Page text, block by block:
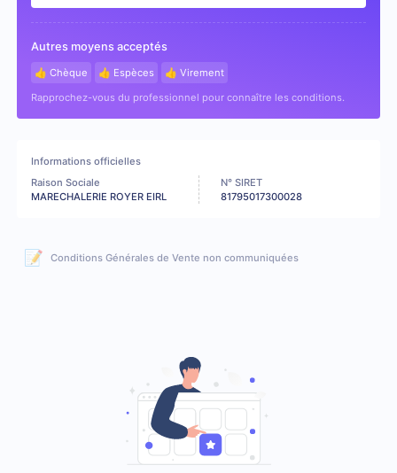
Autres moyens acceptés
👍 Chèque 👍 Espèces
👍 Virement
Rapprochez-vous du professionnel pour connaître les conditions.
Informations officielles
Raison Sociale
MARECHALERIE ROYER EIRL
N° SIRET
81795017300028
📝 Conditions Générales de Vente non communiquées